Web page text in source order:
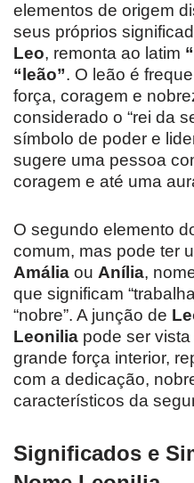
elementos de origem
seus próprios
Leo, remonta ao latim
“leão”. O leão é
força, coragem e
considerado o “rei da
símbolo de poder e
sugere uma pessoa
coragem e até uma
O segundo elemento
comum, mas pode ter
Amália ou Anília,
que significam
“nobre”. A junção de
Leonilia pode ser
grande força interior,
com a dedicação,
característicos da
Significados e